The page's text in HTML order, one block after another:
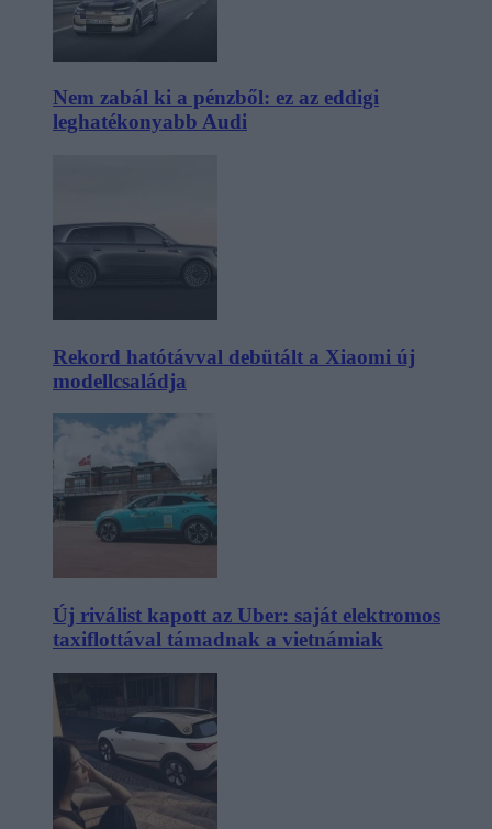
Nem zabál ki a pénzből: ez az eddigi
leghatékonyabb Audi
Rekord hatótávval debütált a Xiaomi új
modellcsaládja
Új riválist kapott az Uber: saját elektromos
taxiflottával támadnak a vietnámiak